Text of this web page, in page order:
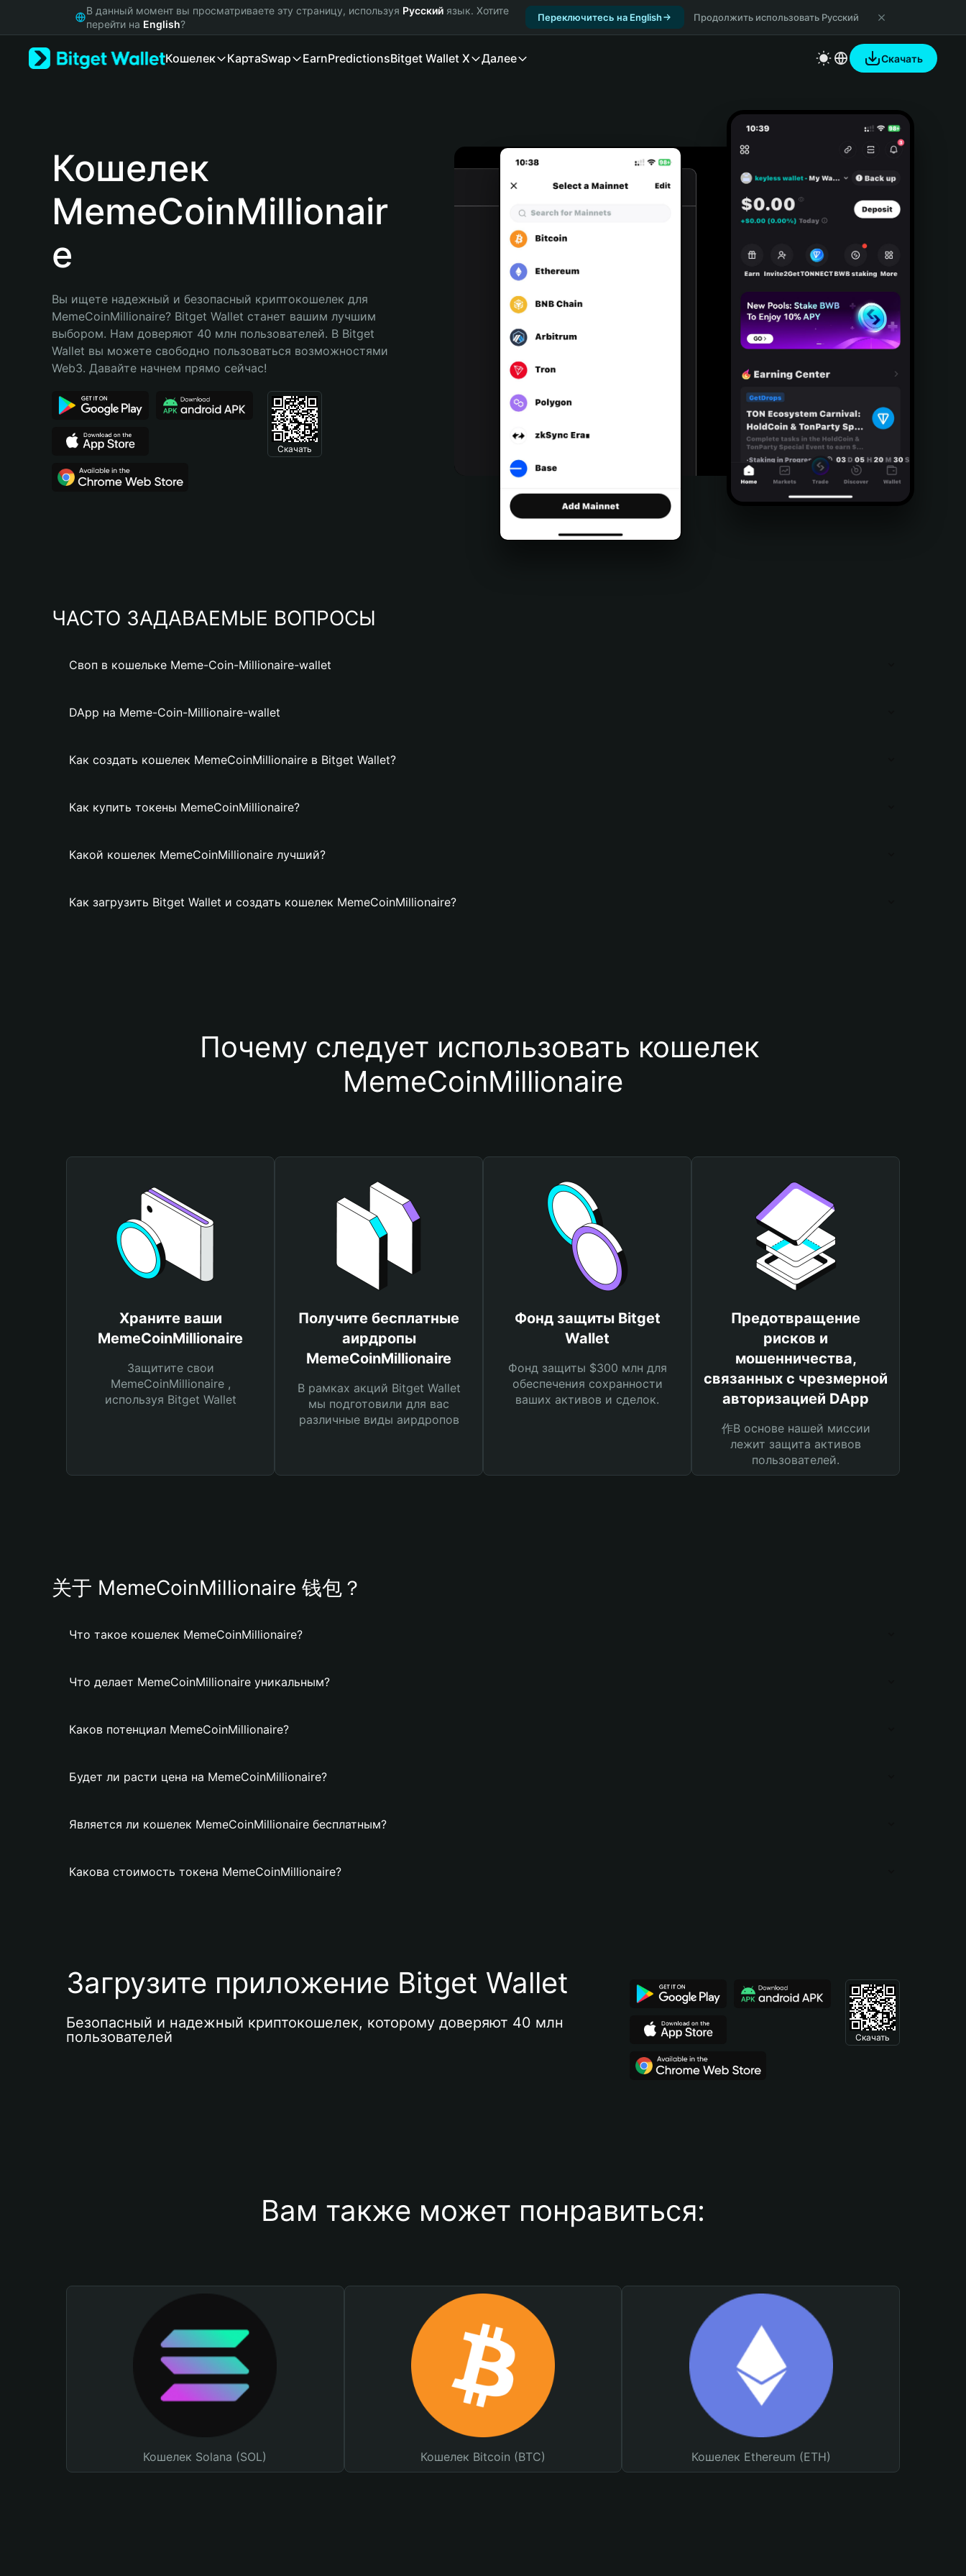
Русский
Português (Portugal)
Bahasa Indonesia
Português (Brasil)
Español (Argentina)
В данный момент вы просматриваете эту страницу, используя Русский язык. Хотите
перейти на English?
Переключитесь на English Продолжить использовать Русский
Кошелек КартаSwap EarnPredictionsBitget Wallet X Далее Скачать
Кошелек
MemeCoinMillionair
e
Вы ищете надежный и безопасный криптокошелек для
MemeCoinMillionaire? Bitget Wallet станет вашим лучшим
выбором. Нам доверяют 40 млн пользователей. В Bitget
Wallet вы можете свободно пользоваться возможностями
Web3. Давайте начнем прямо сейчас!
Скачать
ЧАСТО ЗАДАВАЕМЫЕ ВОПРОСЫ
Своп в кошельке Meme-Coin-Millionaire-wallet
DApp на Meme-Coin-Millionaire-wallet
Как создать кошелек MemeCoinMillionaire в Bitget Wallet?
Как купить токены MemeCoinMillionaire?
Какой кошелек MemeCoinMillionaire лучший?
Как загрузить Bitget Wallet и создать кошелек MemeCoinMillionaire?
Почему следует использовать кошелек
MemeCoinMillionaire
Храните ваши
MemeCoinMillionaire
Защитите свои
MemeCoinMillionaire ,
используя Bitget Wallet
Получите бесплатные
аирдропы
MemeCoinMillionaire
В рамках акций Bitget Wallet
мы подготовили для вас
различные виды аирдропов
Фонд защиты Bitget
Wallet
Фонд защиты $300 млн для
обеспечения сохранности
ваших активов и сделок.
Предотвращение
рисков и
мошенничества,
связанных с чрезмерной
авторизацией DApp
作В основе нашей миссии
лежит защита активов
пользователей.
关于 MemeCoinMillionaire 钱包？
Что такое кошелек MemeCoinMillionaire?
Что делает MemeCoinMillionaire уникальным?
Каков потенциал MemeCoinMillionaire?
Будет ли расти цена на MemeCoinMillionaire?
Является ли кошелек MemeCoinMillionaire бесплатным?
Какова стоимость токена MemeCoinMillionaire?
Загрузите приложение Bitget Wallet
Безопасный и надежный криптокошелек, которому доверяют 40 млн
пользователей
Скачать
Вам также может понравиться:
Кошелек Solana (SOL) Кошелек Bitcoin (BTC) Кошелек Ethereum (ETH)